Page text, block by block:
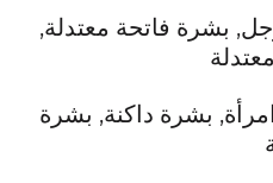
بشرة فاتحة معتدلة,
بشرة داكنة, بشرة